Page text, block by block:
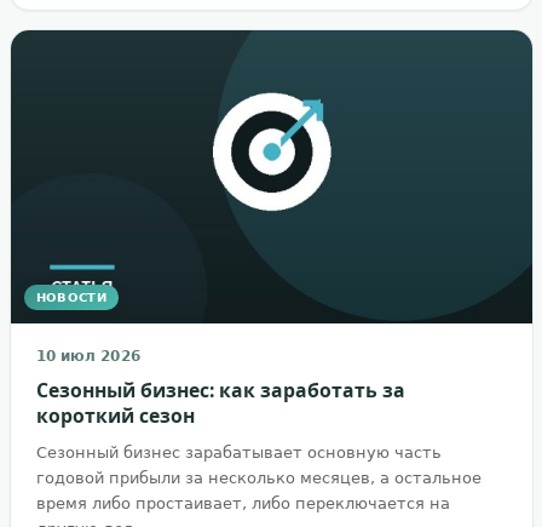
НОВОСТИ
10 июл 2026
Сезонный бизнес: как заработать за
короткий сезон
Сезонный бизнес зарабатывает основную часть
годовой прибыли за несколько месяцев, а остальное
время либо простаивает, либо переключается на